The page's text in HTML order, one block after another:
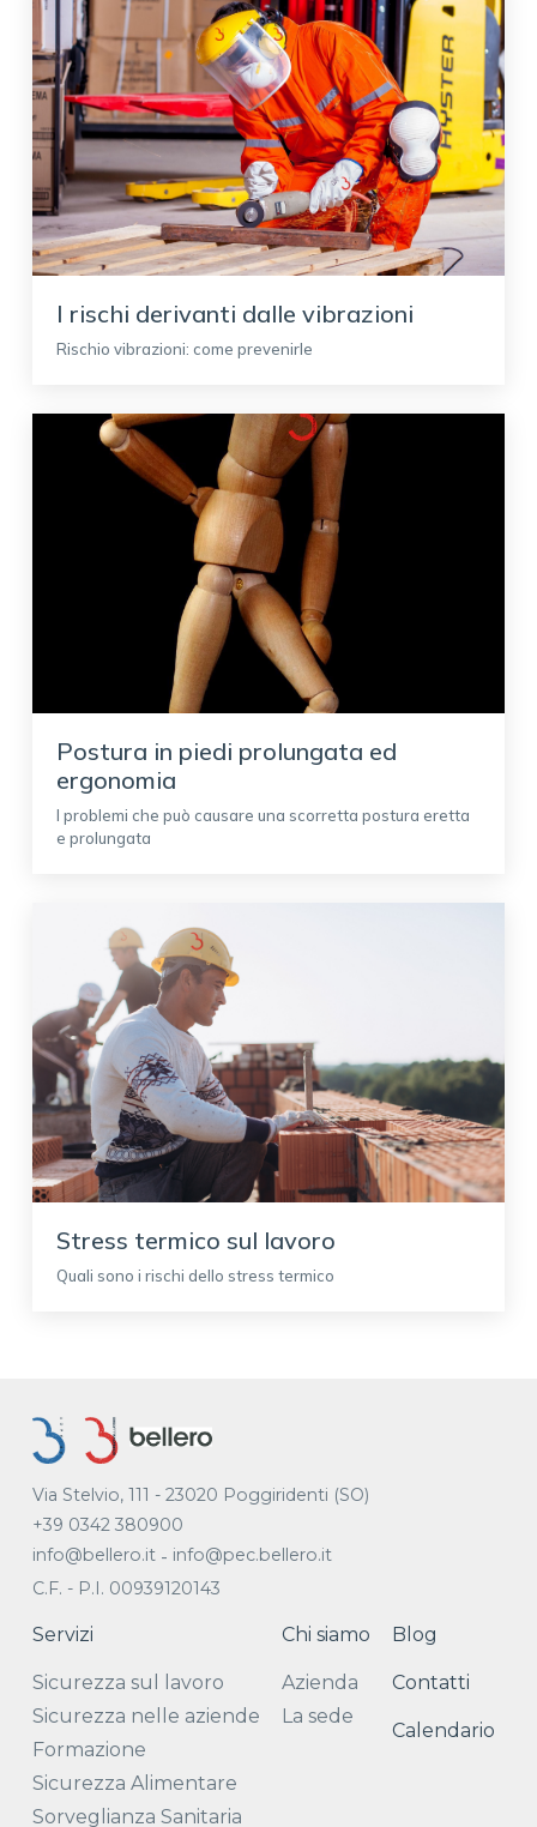
I rischi derivanti dalle vibrazioni
Rischio vibrazioni: come prevenirle
Postura in piedi prolungata ed
ergonomia
I problemi che può causare una scorretta postura eretta
e prolungata
Stress termico sul lavoro
Quali sono i rischi dello stress termico
Via Stelvio, 111 - 23020 Poggiridenti (SO)
+39 0342 380900
info@bellero.it- info@pec.bellero.it
C.F. - P.I. 00939120143
Servizi
Sicurezza sul lavoro
Sicurezza nelle aziende
Formazione
Sicurezza Alimentare
Sorveglianza Sanitaria
Chi siamo
Azienda
La sede
Blog
Contatti
Calendario